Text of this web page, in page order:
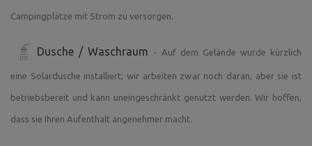
Campingplätze mit Strom zu versorgen.
Dusche / Waschraum - Auf dem Gelände wurde kürzlich
eine Solardusche installiert; wir arbeiten zwar noch daran, aber sie ist
betriebsbereit und kann uneingeschränkt genutzt werden. Wir hoffen,
dass sie Ihren Aufenthalt angenehmer macht.